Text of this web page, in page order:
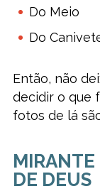
Do Meio
Do
Então, não
decidir o que
fotos de lá
MIRANTE
DE DEUS